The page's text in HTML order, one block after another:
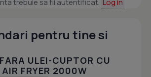
trebuie sa fii autentificat. Log in
pentru tine si
ULEI-CUPTOR CU
FRYER 2000W